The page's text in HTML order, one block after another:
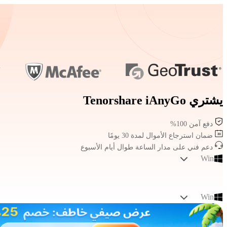
يشتري Tenorshare iAnyGo
دفع آمن 100%
ضمان استرجاع الأموال لمدة 30 يومًا
دعم فني على مدار الساعة طوال أيام الأسبوع
Win
Win